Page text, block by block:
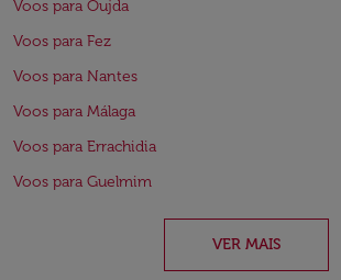
Voos para Oujda
Voos para Fez
Voos para Nantes
Voos para Málaga
Voos para Errachidia
Voos para Guelmim
VER MAIS